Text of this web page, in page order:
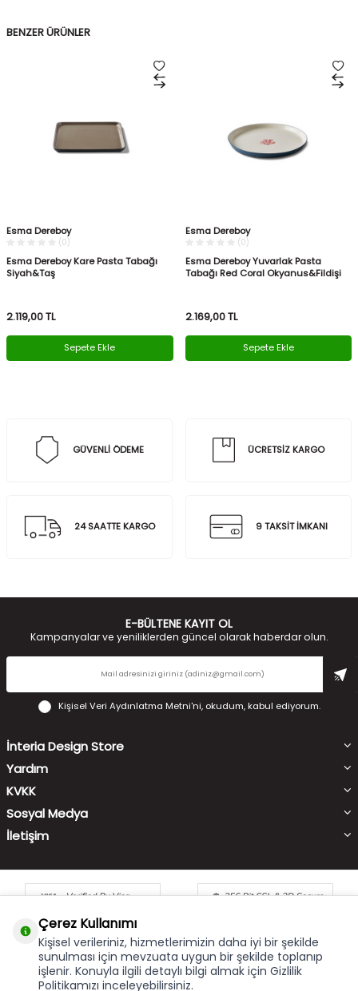
BENZER ÜRÜNLER
Esma Dereboy
(0)
Esma Dereboy Kare Pasta Tabağı
Siyah&Taş
2.119,00TL
Sepete Ekle
Esma Dereboy
(0)
Esma Dereboy Yuvarlak Pasta
Tabağı Red Coral Okyanus&Fildişi
2.169,00TL
Sepete Ekle
GÜVENLİ ÖDEME ÜCRETSİZ KARGO
24 SAATTE KARGO 9 TAKSİT İMKANI
E-BÜLTENE KAYIT OL
Kampanyalar ve yeniliklerden güncel olarak haberdar olun.
Kişisel Veri Aydınlatma Metni'ni, okudum, kabul ediyorum.
İnteria Design Store
Yardım
KVKK
Sosyal Medya
İletişim
Çerez Kullanımı
Çerez Kullanımı
Kişisel verileriniz, hizmetlerimizin daha iyi bir şekilde
sunulması için mevzuata uygun bir şekilde toplanıp
işlenir. Konuyla ilgili detaylı bilgi almak için Gizlilik
Politikamızı inceleyebilirsiniz.